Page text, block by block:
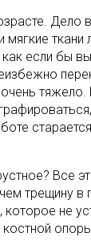
Дело
ткани
если бы
тяжело.
Все
трещину в
не
костной